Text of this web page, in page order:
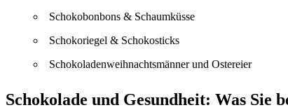
Schokobonbons & Schaumküsse
Schokoriegel & Schokosticks
Schokoladenweihnachtsmänner und Ostereier
Schokolade und Gesundheit: Was Sie